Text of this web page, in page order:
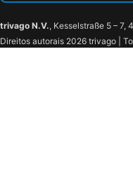
trivago N.V., Kesselstraße 5 – 7,
Direitos autorais 2026 trivago |